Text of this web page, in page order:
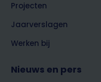
Projecten
Jaarverslagen
Werken bij
Nieuws en pers